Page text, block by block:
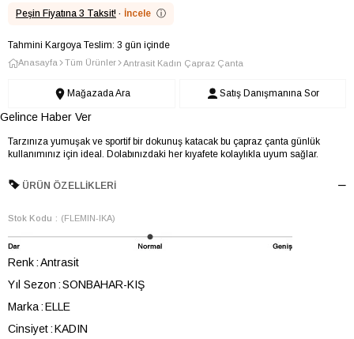
Peşin Fiyatına 3 Taksit! · İncele ⓘ
Tahmini Kargoya Teslim: 3 gün içinde
Anasayfa Tüm Ürünler Antrasit Kadın Çapraz Çanta
Mağazada Ara Satış Danışmanına Sor
Gelince Haber Ver
Tarzınıza yumuşak ve sportif bir dokunuş katacak bu çapraz çanta günlük
kullanımınız için ideal. Dolabınızdaki her kıyafete kolaylıkla uyum sağlar.
ÜRÜN ÖZELLIKLERI
Stok Kodu (FLEMIN-IKA)
Renk Antrasit
Yıl Sezon SONBAHAR-KIŞ
Marka ELLE
Cinsiyet KADIN